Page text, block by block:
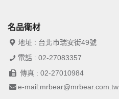
名品衛材
地址 : 台北市瑞安街49號
電話 : 02-27083357
傳真 : 02-27010984
e-mail:mrbear@mrbear.com.tw